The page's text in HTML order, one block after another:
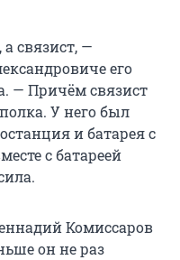
связист, —
его
— Причём связист
У него был
и батарея с
с батареей
Комиссаров
он не раз